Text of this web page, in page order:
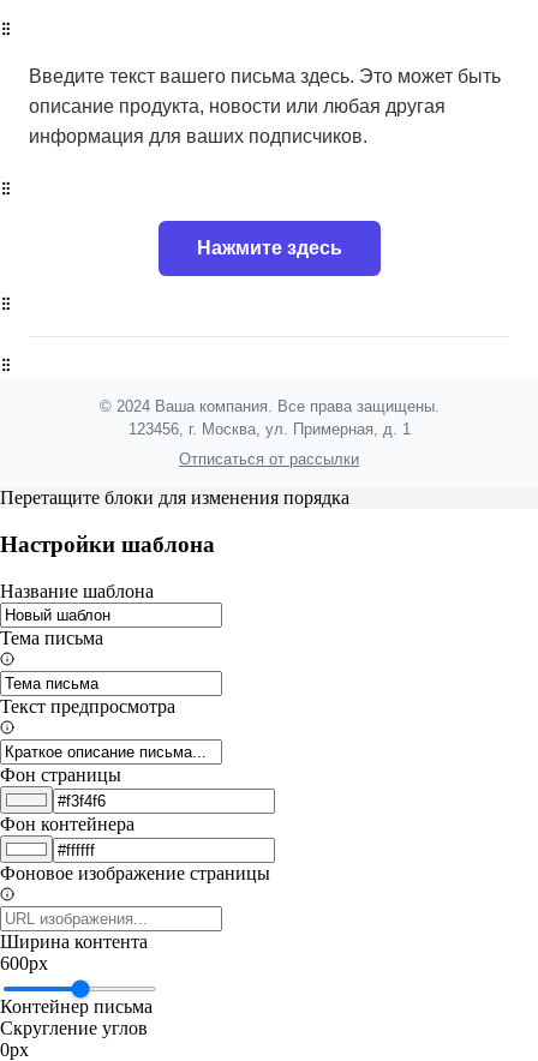
Введите текст вашего письма здесь. Это может быть
описание продукта, новости или любая другая
информация для ваших подписчиков.
Нажмите здесь
© 2024 Ваша компания. Все права защищены.
123456, г. Москва, ул. Примерная, д. 1
Отписаться от рассылки
Перетащите блоки для изменения порядка
Настройки шаблона
Название шаблона
Тема письма
Текст предпросмотра
Фон страницы
Фон контейнера
Фоновое изображение страницы
Ширина контента
600px
Контейнер письма
Скругление углов
0px